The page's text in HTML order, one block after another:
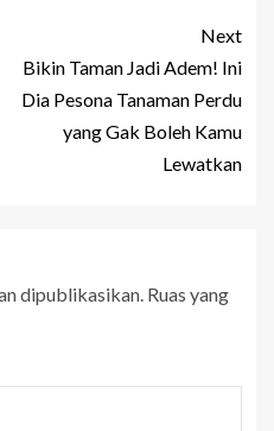
Next
Bikin Taman Jadi Adem! Ini
Dia Pesona Tanaman Perdu
yang Gak Boleh Kamu
Lewatkan
dipublikasikan. Ruas yang